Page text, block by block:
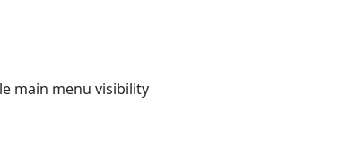
main menu visibility